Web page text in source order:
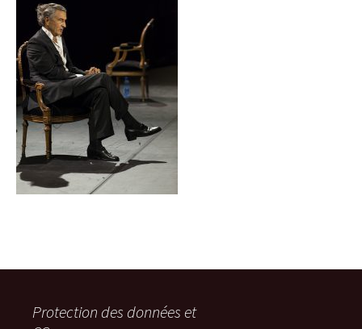
Protection des données et